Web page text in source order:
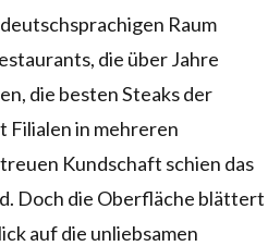
Raum
die über Jahre
die besten Steaks der
Filialen in mehreren
Kundschaft schien das
Doch die Oberfläche blättert
auf die unliebsamen